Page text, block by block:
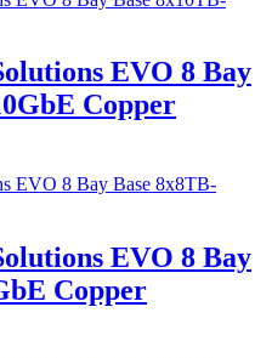
EVO 8 Bay
Copper
EVO 8 Bay
Copper